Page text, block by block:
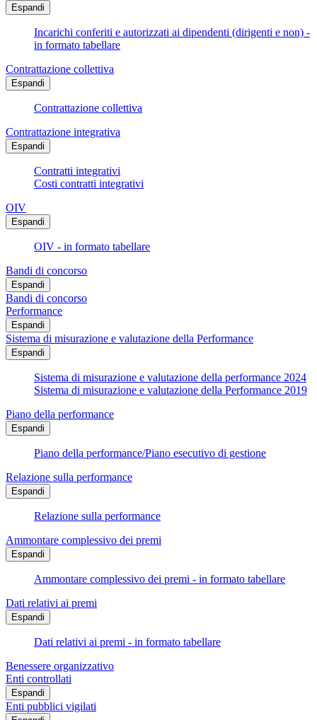
Espandi
Incarichi conferiti e autorizzati ai dipendenti (dirigenti e non) -
in formato tabellare
Contrattazione collettiva
Espandi
Contrattazione collettiva
Contrattazione integrativa
Espandi
Contratti integrativi
Costi contratti integrativi
OIV
Espandi
OIV - in formato tabellare
Bandi di concorso
Espandi
Bandi di concorso
Performance
Espandi
Sistema di misurazione e valutazione della Performance
Espandi
Sistema di misurazione e valutazione della performance 2024
Sistema di misurazione e valutazione della Performance 2019
Piano della performance
Espandi
Piano della performance/Piano esecutivo di gestione
Relazione sulla performance
Espandi
Relazione sulla performance
Ammontare complessivo dei premi
Espandi
Ammontare complessivo dei premi - in formato tabellare
Dati relativi ai premi
Espandi
Dati relativi ai premi - in formato tabellare
Benessere organizzativo
Enti controllati
Espandi
Enti pubblici vigilati